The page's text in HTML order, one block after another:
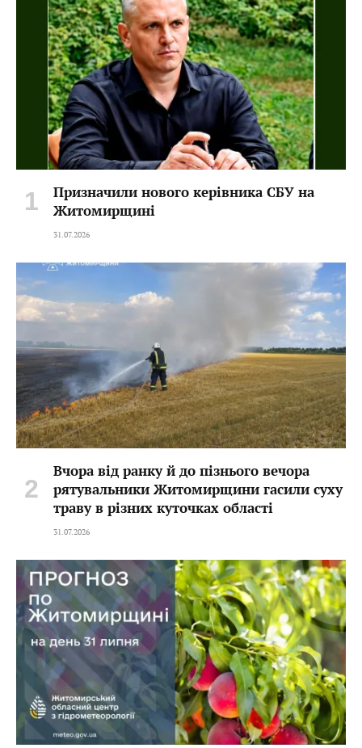
Призначили нового керівника СБУ на
Житомирщині
31.07.2026
Вчора від ранку й до пізнього вечора
рятувальники Житомирщини гасили суху
траву в різних куточках області
31.07.2026